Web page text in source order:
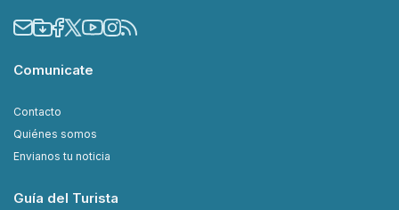
Comunicate
Contacto
Quiénes somos
Envianos tu noticia
Guía del Turista